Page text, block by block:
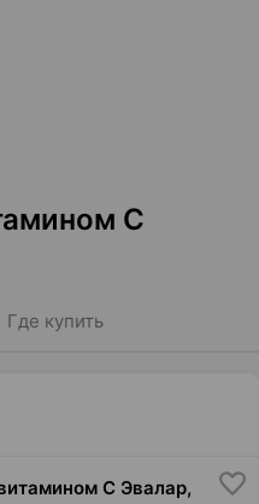
C
Где купить
C Эвалар,